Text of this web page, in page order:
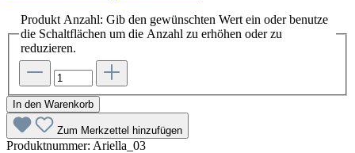
Produkt Anzahl: Gib den gewünschten Wert ein oder benutze
die Schaltflächen um die Anzahl zu erhöhen oder zu
reduzieren.
In den Warenkorb
Zum Merkzettel hinzufügen
Produktnummer: Ariella_03